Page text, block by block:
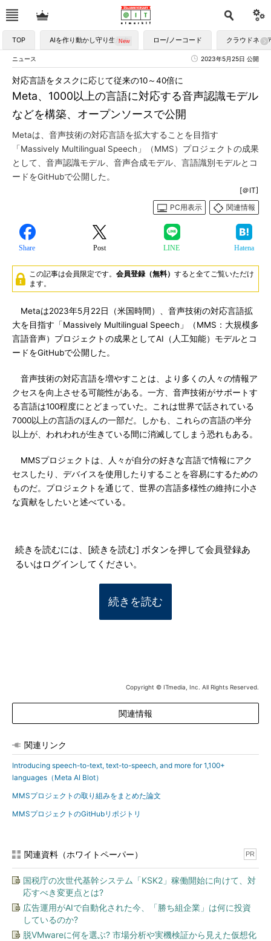
TOP AIを作り動かし守り生かす ロー/ノーコード クラウドネイ
ニュース 2023年5月25日 公開
Meta、1000以上の言語に対応する音声認識モデル
などを構築、オープンソースで公開
対応言語をタスクに応じて従来の10～40倍に
Metaは、音声技術の対応言語を拡大することを目指す
「Massively Multilingual Speech」（MMS）プロジェクトの成果
として、音声認識モデル、音声合成モデル、言語識別モデルとコ
ードをGitHubで公開した。
[＠IT]
PC用表示
関連情報
Share Post LINE Hatena
この記事は会員限定です。 会員登録（無料） すると全てご覧いただけ
ます。
Metaは2023年5月22日（米国時間）、音声技術の対応言語拡
大を目指す「Massively Multilingual Speech」（MMS：大規模多
言語音声）プロジェクトの成果としてAI（人工知能）モデルとコ
ードをGitHubで公開した。
音声技術の対応言語を増やすことは、より多くの人々の情報ア
クセスを向上させる可能性がある。一方、音声技術がサポートす
る言語は100程度にとどまっていた。これは世界で話されている
7000以上の言語のほんの一部だ。しかも、これらの言語の半分
以上が、われわれが生きている間に消滅してしまう恐れもある。
MMSプロジェクトは、人々が自分の好きな言語で情報にアク
セスしたり、デバイスを使用したりすることを容易にするための
ものだ。プロジェクトを通じて、世界の言語多様性の維持に小さ
な貢献をしたいと述べている。
続きを読むには、[続きを読む] ボタンを押して会員登録あ
るいはログインしてください。
続きを読む
Copyright © ITmedia, Inc. All Rights Reserved.
関連情報
関連リンク
Introducing speech-to-text, text-to-speech, and more for 1,100+
languages（Meta AI Blot）
MMSプロジェクトの取り組みをまとめた論文
MMSプロジェクトのGitHubリポジトリ
関連資料（ホワイトペーパー） PR
国税庁の次世代基幹システム「KSK2」稼働開始に向けて、対
応すべき変更点とは?
広告運用がAIで自動化された今、「勝ち組企業」は何に投資
しているのか?
脱VMwareに何を選ぶ? 市場分析や実機検証から見えた仮想化